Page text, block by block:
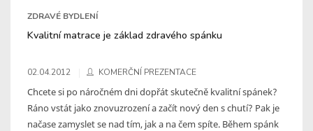
ZDRAVÉ BYDLENÍ
Kvalitní matrace je základ zdravého spánku
02.04.2012 KOMERČNÍ PREZENTACE
Chcete si po náročném dni dopřát skutečně kvalitní spánek?
Ráno vstát jako znovuzrození a začít nový den s chutí? Pak je
načase zamyslet se nad tím, jak a na čem spíte. Během spánk